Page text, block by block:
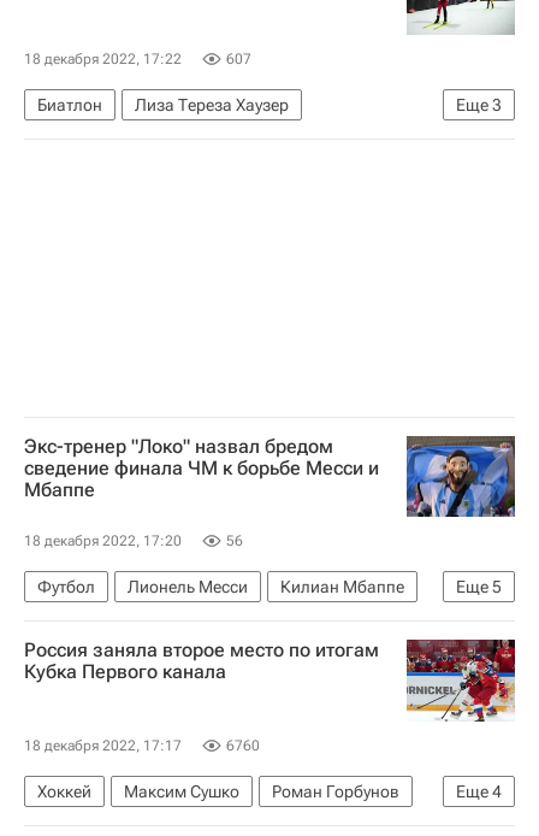
18 декабря 2022, 17:22 607
Еще3
Биатлон
Лиза Тереза Хаузер
Жюлия Симон
Анаис Шевалье-Буше
Экс-тренер "Локо" назвал бредом
сведение финала ЧМ к борьбе Месси и
Мбаппе
18 декабря 2022, 17:20 56
Еще5
Футбол Лионель Месси
Килиан Мбаппе
Игорь Черевченко
Локомотив (Москва)
ЧМ по футболу 2026
Франция Аргентина
Россия заняла второе место по итогам
Кубка Первого канала
18 декабря 2022, 17:17 6760
Еще4
Хоккей Максим Сушко
Роман Горбунов
Кубок Первого канала